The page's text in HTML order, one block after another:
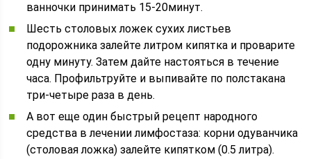
ванночки принимать 15-20минут.
Шесть столовых ложек сухих листьев
подорожника залейте литром кипятка и проварите
одну минуту. Затем дайте настояться в течение
часа. Профильтруйте и выпивайте по полстакана
три-четыре раза в день.
А вот еще один быстрый рецепт народного
средства в лечении лимфостаза: корни одуванчика
(столовая ложка) залейте кипятком (0.5 литра).